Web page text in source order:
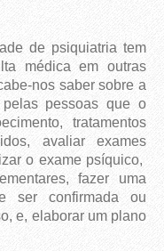
de psiquiatria tem
médica em outras
nos saber sobre a
pessoas que o
tratamentos
avaliar exames
o exame psíquico,
fazer uma
ser confirmada ou
e, elaborar um plano